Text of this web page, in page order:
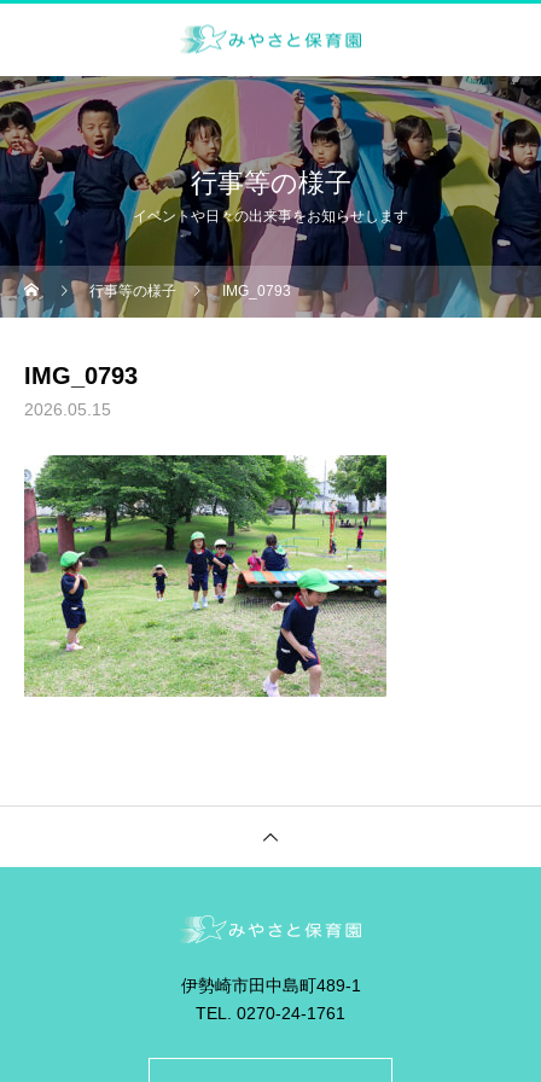
行事等の様子
イベントや日々の出来事をお知らせします
行事等の様子 IMG_0793
IMG_0793
2026.05.15
伊勢崎市田中島町489-1
TEL. 0270-24-1761